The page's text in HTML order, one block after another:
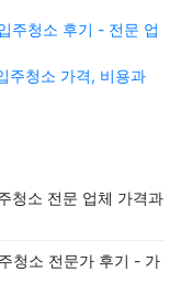
주청소 후기 - 전문 업
주청소 가격, 비용과
청소 전문 업체 가격과
청소 전문가 후기 - 가